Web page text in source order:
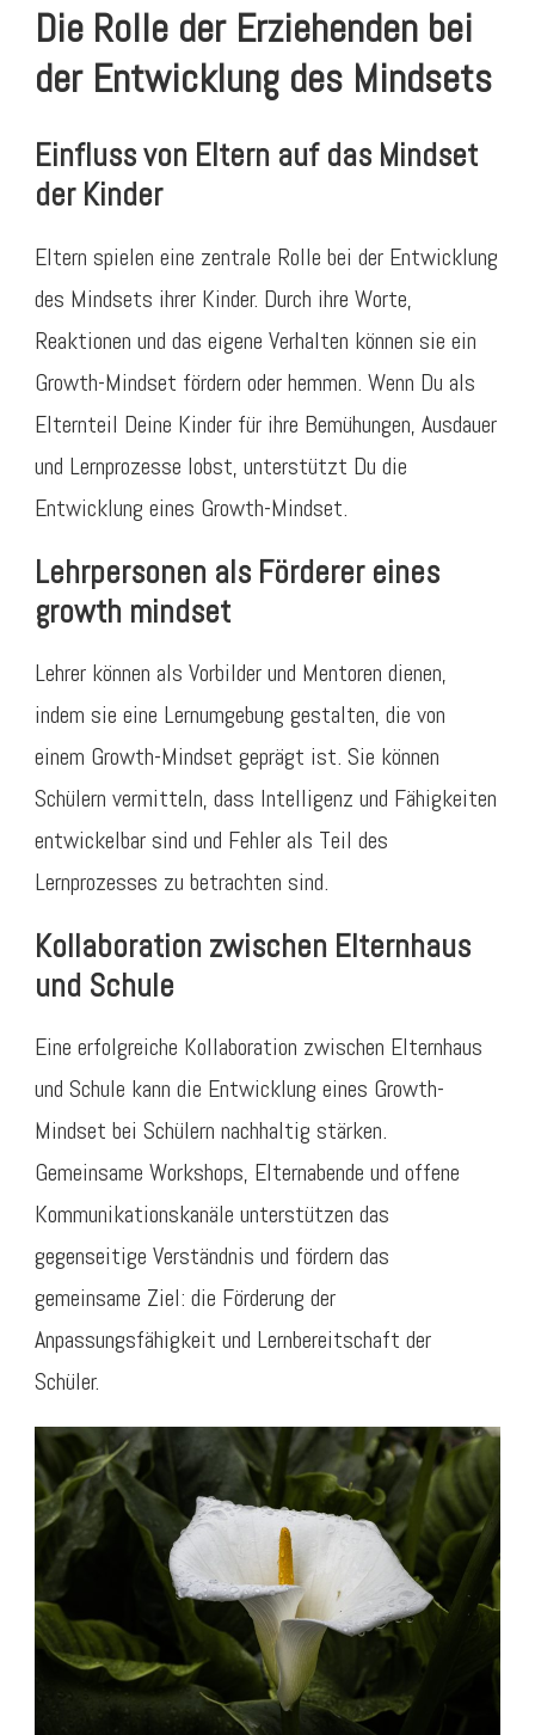
Die Rolle der Erziehenden bei
der Entwicklung des Mindsets
Einfluss von Eltern auf das Mindset
der Kinder
Eltern spielen eine zentrale Rolle bei der Entwicklung
des Mindsets ihrer Kinder. Durch ihre Worte,
Reaktionen und das eigene Verhalten können sie ein
Growth-Mindset fördern oder hemmen. Wenn Du als
Elternteil Deine Kinder für ihre Bemühungen, Ausdauer
und Lernprozesse lobst, unterstützt Du die
Entwicklung eines Growth-Mindset.
Lehrpersonen als Förderer eines
growth mindset
Lehrer können als Vorbilder und Mentoren dienen,
indem sie eine Lernumgebung gestalten, die von
einem Growth-Mindset geprägt ist. Sie können
Schülern vermitteln, dass Intelligenz und Fähigkeiten
entwickelbar sind und Fehler als Teil des
Lernprozesses zu betrachten sind.
Kollaboration zwischen Elternhaus
und Schule
Eine erfolgreiche Kollaboration zwischen Elternhaus
und Schule kann die Entwicklung eines Growth-
Mindset bei Schülern nachhaltig stärken.
Gemeinsame Workshops, Elternabende und offene
Kommunikationskanäle unterstützen das
gegenseitige Verständnis und fördern das
gemeinsame Ziel: die Förderung der
Anpassungsfähigkeit und Lernbereitschaft der
Schüler.